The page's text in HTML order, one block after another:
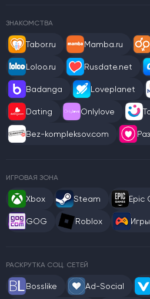
ЗНАКОМСТВА
Tabor.ru Mamba.ru
Loloo.ru Rusdate.net
Badanga Loveplanet
Dating Onlylove
Bez-kompleksov.com
ИГРОВАЯ ЗОНА
Xbox Steam Epic
GOG Roblox
РАСКРУТКА СОЦ. СЕТЕЙ
Bosslike Ad-Social